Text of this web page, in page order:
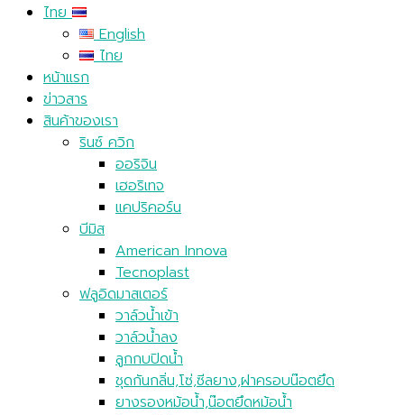
ไทย
English
ไทย
หน้าแรก
ข่าวสาร
สินค้าของเรา
รินซ์ ควิก
ออริจิน
เฮอริเทจ
แคปริคอร์น
บีมิส
American Innova
Tecnoplast
ฟลูอิดมาสเตอร์
วาล์วน้ำเข้า
วาล์วน้ำลง
ลูกกบปิดน้ำ
ชุดกันกลิ่น,โซ่,ซีลยาง,ฝาครอบน๊อตยึด
ยางรองหม้อน้ำ,น๊อตยึดหม้อน้ำ